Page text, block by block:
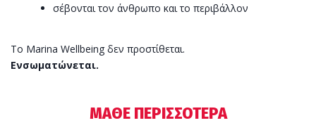
σέβονται τον άνθρωπο και το περιβάλλον
Το Marina Wellbeing δεν προστίθεται.
Ενσωματώνεται.
ΜΑΘΕ ΠΕΡΙΣΣΟΤΕΡΑ